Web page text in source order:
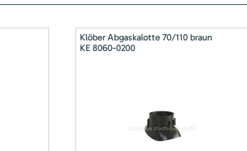
Klöber Abgaskalotte 70/110 braun
KE 8060-0200